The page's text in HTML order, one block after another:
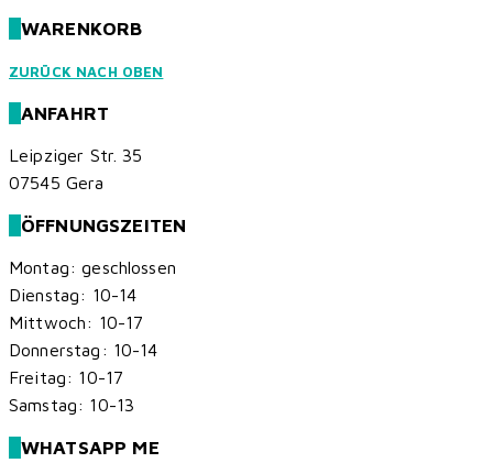
WARENKORB
ZURÜCK NACH OBEN
ANFAHRT
Leipziger Str. 35
07545 Gera
ÖFFNUNGSZEITEN
Montag: geschlossen
Dienstag: 10-14
Mittwoch: 10-17
Donnerstag: 10-14
Freitag: 10-17
Samstag: 10-13
WHATSAPP ME